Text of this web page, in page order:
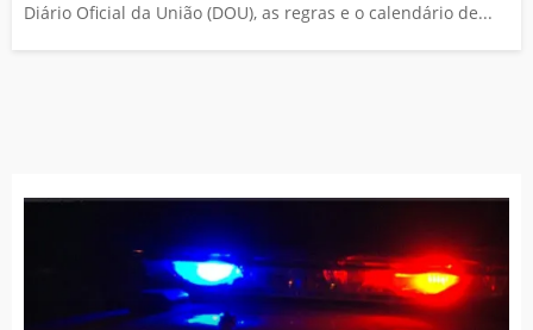
Diário Oficial da União (DOU), as regras e o calendário de...